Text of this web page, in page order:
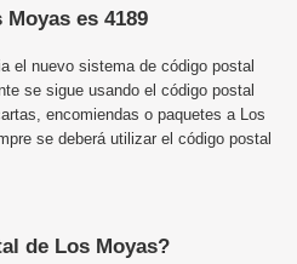
es 4189
el nuevo sistema de código postal
se sigue usando el código postal
encomiendas o paquetes a Los
se deberá utilizar el código postal
de Los Moyas?